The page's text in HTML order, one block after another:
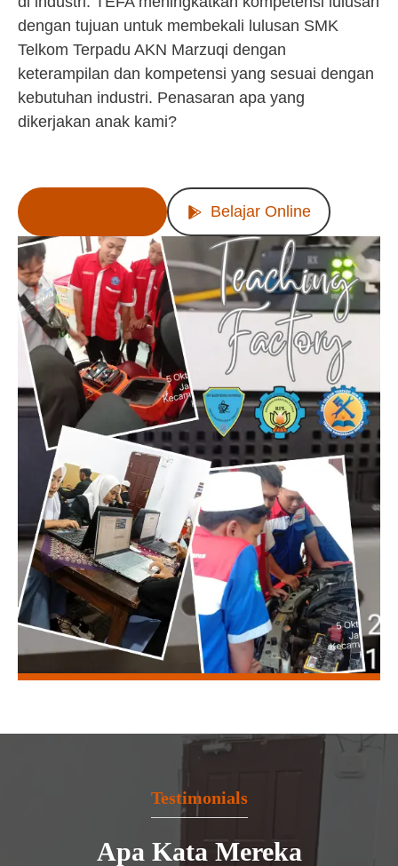
dengan tujuan untuk membekali lulusan SMK
Telkom Terpadu AKN Marzuqi dengan
keterampilan dan kompetensi yang sesuai dengan
kebutuhan industri. Penasaran apa yang
dikerjakan anak kami?
Belajar Online
Testimonials
Apa Kata Mereka